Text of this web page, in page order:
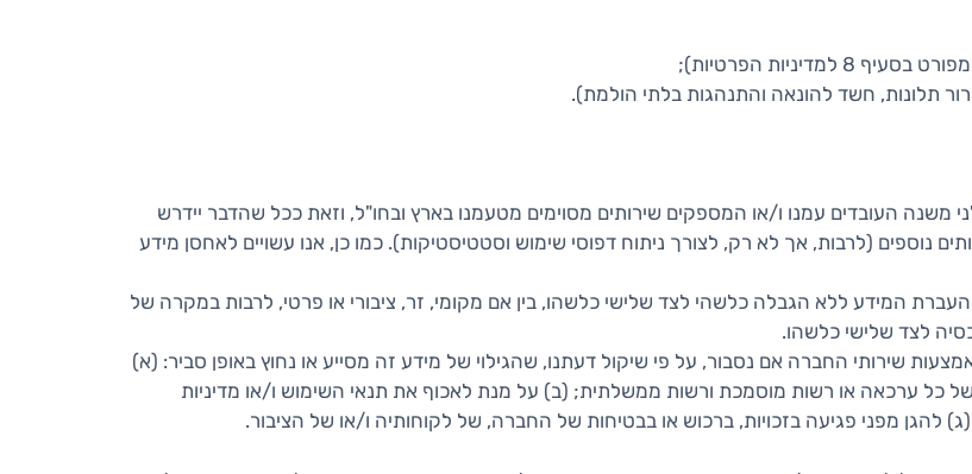
הפרטיות);
תלונות, חשד להונאה והתנהגות בלתי הולמת).
משנה העובדים עמנו ו/או המספקים שירותים מסוימים מטעמנו בארץ ובחו"ל, וזאת ככל שהדבר יידרש
נוספים (לרבות, אך לא רק, לצורך ניתוח דפוסי שימוש וסטטיסטיקות). כמו כן, אנו עשויים לאחסן מידע
העברת המידע ללא הגבלה כלשהי לצד שלישי כלשהו, בין אם מקומי, זר, ציבורי או פרטי, לרבות במקרה של
לצד שלישי כלשהו.
שירותי החברה אם נסבור, על פי שיקול דעתנו, שהגילוי של מידע זה מסייע או נחוץ באופן סביר: (א)
כל ערכאה או רשות מוסמכת ורשות ממשלתית; (ב) על מנת לאכוף את תנאי השימוש ו/או מדיניות
מפני פגיעה בזכויות, ברכוש או בבטיחות של החברה, של לקוחותיה ו/או של הציבור.